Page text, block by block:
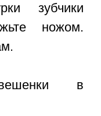
зубчики
ножом.